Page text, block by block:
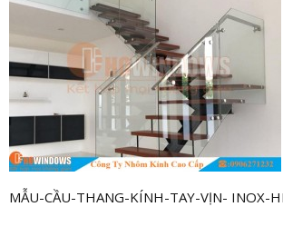
MẪU-CẦU-THANG-KÍNH-TAY-VỊN- INOX-